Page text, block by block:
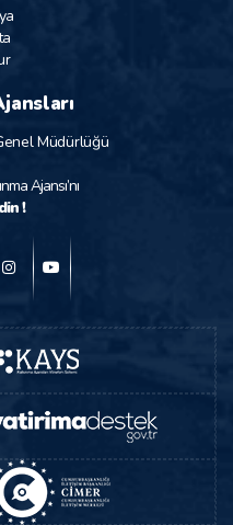
Müdürlüğü
Ajansı’nı
!